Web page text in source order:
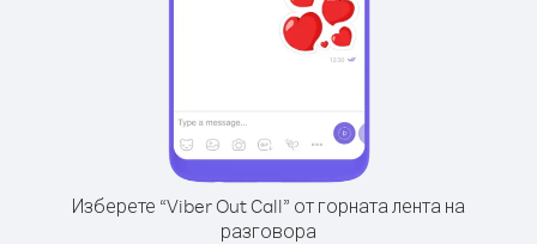
Изберете “Viber Out Call” от горната лента на
разговора